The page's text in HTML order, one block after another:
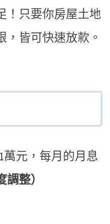
！只要你房屋土地
，皆可快速放款。
萬元，每月的月息
調整）